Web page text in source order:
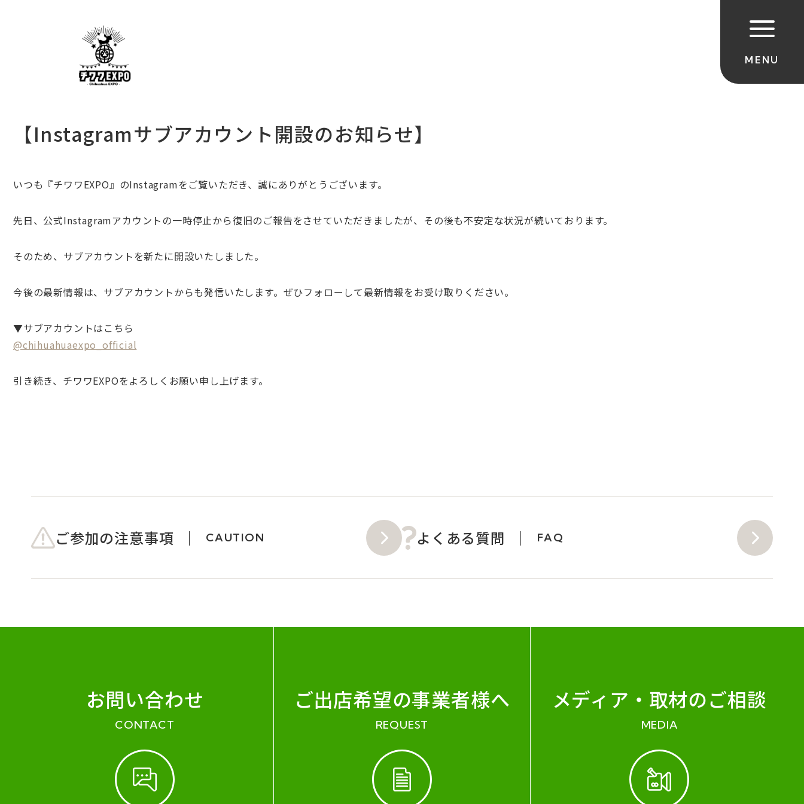
【Instagramサブアカウント開設のお知らせ】
いつも『チワワEXPO』のInstagramをご覧いただき、誠にありがとうございます。
先日、公式Instagramアカウントの一時停止から復旧のご報告をさせていただきましたが、その後も不安定な状況が続いております。
そのため、サブアカウントを新たに開設いたしました。
今後の最新情報は、サブアカウントからも発信いたします。ぜひフォローして最新情報をお受け取りください。
▼サブアカウントはこちら
@chihuahuaexpo_official
引き続き、チワワEXPOをよろしくお願い申し上げます。
ご参加の注意事項 CAUTION よくある質問 FAQ
お問い合わせ
CONTACT
ご出店希望の事業者様へ
REQUEST
メディア・ 取材のご相談
MEDIA